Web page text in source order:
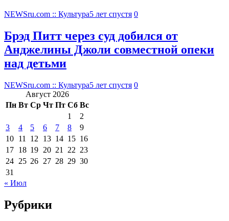
NEWSru.com :: Культура5 лет спустя 0
Брэд Питт через суд добился от
Анджелины Джоли совместной опеки
над детьми
NEWSru.com :: Культура5 лет спустя 0
Август 2026
Пн Вт Ср Чт Пт Сб Вс
1
2
3
4 5 6 7 8
9
10 11 12 13 14 15 16
17 18 19 20 21 22 23
24 25 26 27 28 29 30
31
« Июл
Рубрики